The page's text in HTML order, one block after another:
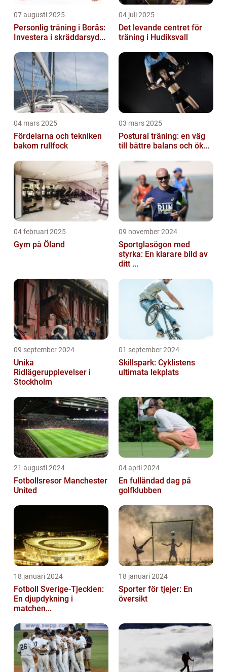
07 augusti 2025
Personlig träning i Borås:
Investera i skräddarsyd...
04 juli 2025
Det levande centret för
träning i Hudiksvall
04 mars 2025
Fördelarna och tekniken
bakom rullfock
03 mars 2025
Postural träning: en väg
till bättre balans och ök...
04 februari 2025
Gym på Öland
09 november 2024
Sportglasögon med
styrka: En klarare bild av
ditt ...
09 september 2024
Unika
Ridlägerupplevelser i
Stockholm
01 september 2024
Skillspark: Cyklistens
ultimata lekplats
21 augusti 2024
Fotbollsresor Manchester
United
04 april 2024
En fulländad dag på
golfklubben
18 januari 2024
Fotboll Sverige-Tjeckien:
En djupdykning i
matchen...
18 januari 2024
Sporter för tjejer: En
översikt